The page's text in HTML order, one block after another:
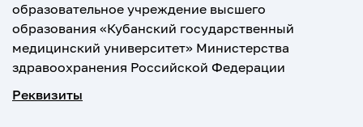
образовательное учреждение высшего
образования «Кубанский государственный
медицинский университет» Министерства
здравоохранения Российской Федерации
Реквизиты